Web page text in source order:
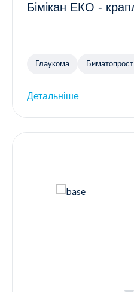
Глаукома Биматопрост
Детальніше